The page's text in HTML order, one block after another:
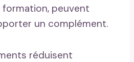
peuvent
un complément.
réduisent